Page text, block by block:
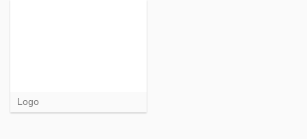
Logo